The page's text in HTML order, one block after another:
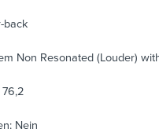
back
Non Resonated (Louder)
Nein